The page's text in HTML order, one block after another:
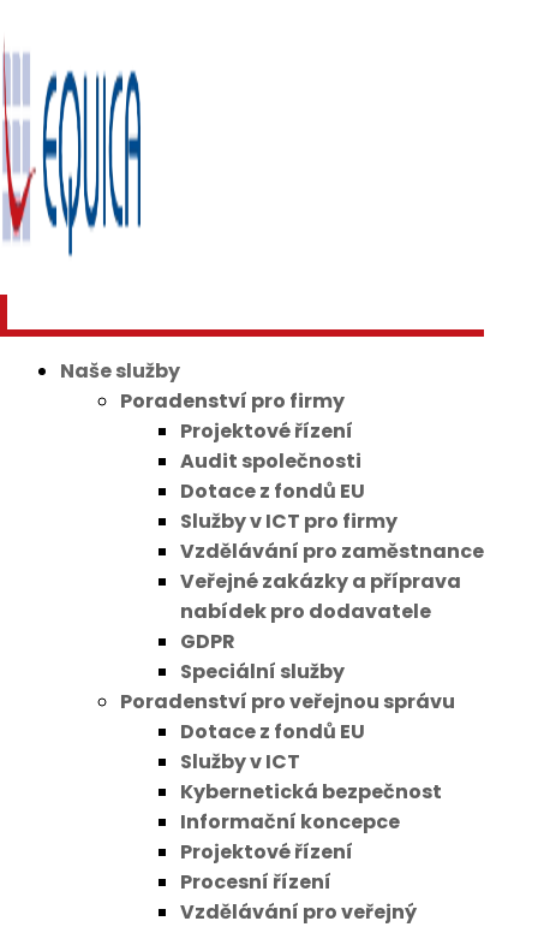
Naše služby
Poradenství pro firmy
Projektové řízení
Audit společnosti
Dotace z fondů EU
Služby v ICT pro firmy
Vzdělávání pro zaměstnance
Veřejné zakázky a příprava
nabídek pro dodavatele
GDPR
Speciální služby
Poradenství pro veřejnou správu
Dotace z fondů EU
Služby v ICT
Kybernetická bezpečnost
Informační koncepce
Projektové řízení
Procesní řízení
Vzdělávání pro veřejný